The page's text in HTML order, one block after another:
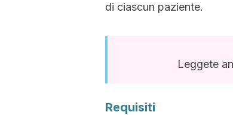
di ciascun paziente.
Leggete
Requisiti